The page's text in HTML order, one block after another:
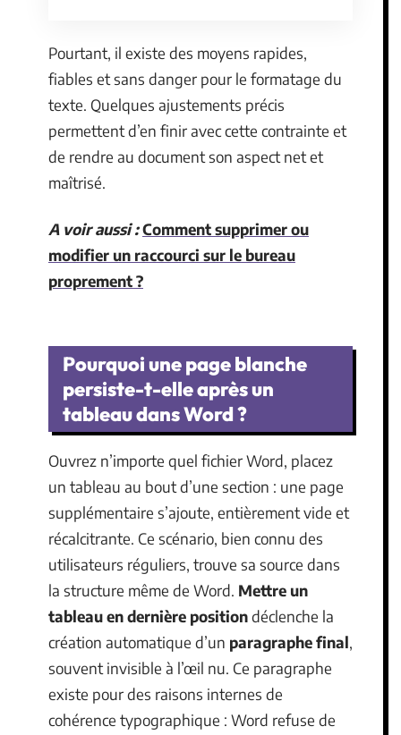
Pourtant, il existe des moyens rapides,
fiables et sans danger pour le formatage du
texte. Quelques ajustements précis
permettent d’en finir avec cette contrainte et
de rendre au document son aspect net et
maîtrisé.
A voir aussi :Comment supprimer ou
modifier un raccourci sur le bureau
proprement ?
Pourquoi une page blanche
persiste-t-elle après un
tableau dans Word ?
Ouvrez n’importe quel fichier Word, placez
un tableau au bout d’une section : une page
supplémentaire s’ajoute, entièrement vide et
récalcitrante. Ce scénario, bien connu des
utilisateurs réguliers, trouve sa source dans
la structure même de Word. Mettre un
tableau en dernière positiondéclenche la
création automatique d’un paragraphe final,
souvent invisible à l’œil nu. Ce paragraphe
existe pour des raisons internes de
cohérence typographique : Word refuse de